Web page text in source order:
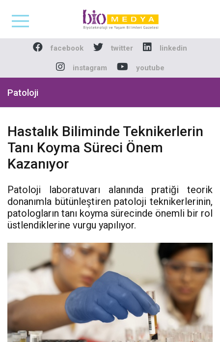
Biomedya -
facebook twitter linkedin
instagram youtube
Patoloji
Hastalık Biliminde Teknikerlerin
Tanı Koyma Süreci Önem
Kazanıyor
Patoloji laboratuvarı alanında pratiği teorik
donanımla bütünleştiren patoloji teknikerlerinin,
patologların tanı koyma sürecinde önemli bir rol
üstlendiklerine vurgu yapılıyor.